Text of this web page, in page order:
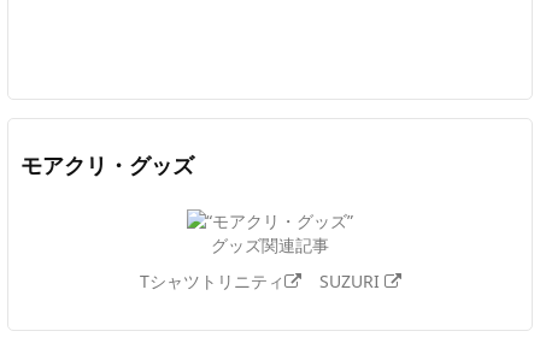
モアクリ・グッズ
グッズ関連記事
Tシャツトリニティ
SUZURI